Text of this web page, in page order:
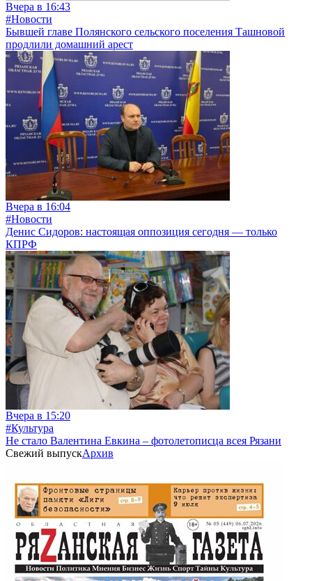
Вчера в 16:43
#Новости
Бывшей главе Полянского сельского поселения Ташновой
продлили домашний арест
Вчера в 16:04
#Новости
Денис Сидоров: настоящая оппозиция сегодня — только
КПРФ
Вчера в 15:20
#Культура
Не стало Валентина Евкина – фотолетописца всея Рязани
Свежий выпускАрхив